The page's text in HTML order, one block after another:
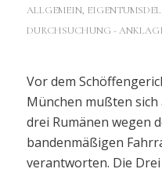
ALLGEMEIN,
DURCHSUCHUNG -
Vor dem
München mußten
drei Rumänen wegen
bandenmäßigen
verantworten. Die